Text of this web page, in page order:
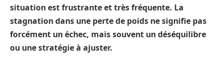
situation est frustrante et très fréquente. La
stagnation dans une perte de poids ne signifie pas
forcément un échec, mais souvent un déséquilibre
ou une stratégie à ajuster.